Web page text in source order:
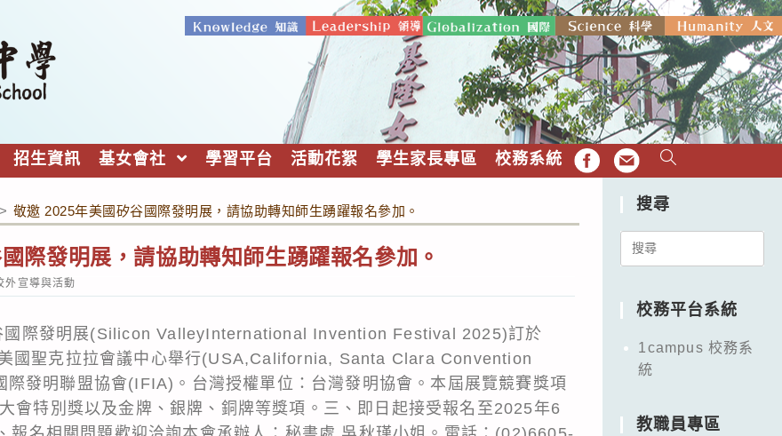
招生資訊 基女會社 學習平台 活動花絮 學生家長專區 校務系統 FB EMAIL
> 敬邀 2025年美國矽谷國際發明展，請協助轉知師生踴躍報名參加。
際發明展，請協助轉知師生踴躍報名參加。
外宣導與活動
國際發明展(Silicon ValleyInternational Invention Festival 2025)訂於
國聖克拉拉會議中心舉行(USA,California, Santa Clara Convention
發明聯盟協會(IFIA)。台灣授權單位：台灣發明協會。本屆展覽競賽獎項
會特別獎以及金牌、銀牌、銅牌等獎項。三、即日起接受報名至2025年6
搜尋
Search
校務平台系統
1campus 校務系
統
教職員專區